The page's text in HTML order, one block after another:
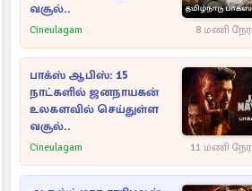
வசூல்..
Cineulagam 8 மணி
பாக்ஸ் ஆபிஸ்: 15
நாட்களில் ஜனநாயகன்
உலகளவில் செய்துள்ள
வசூல்..
Cineulagam 11 மணி